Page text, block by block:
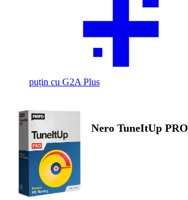
puțin cu G2A Plus
Nero TuneItUp PRO